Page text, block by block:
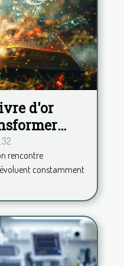
d'or
rencontre
constamment